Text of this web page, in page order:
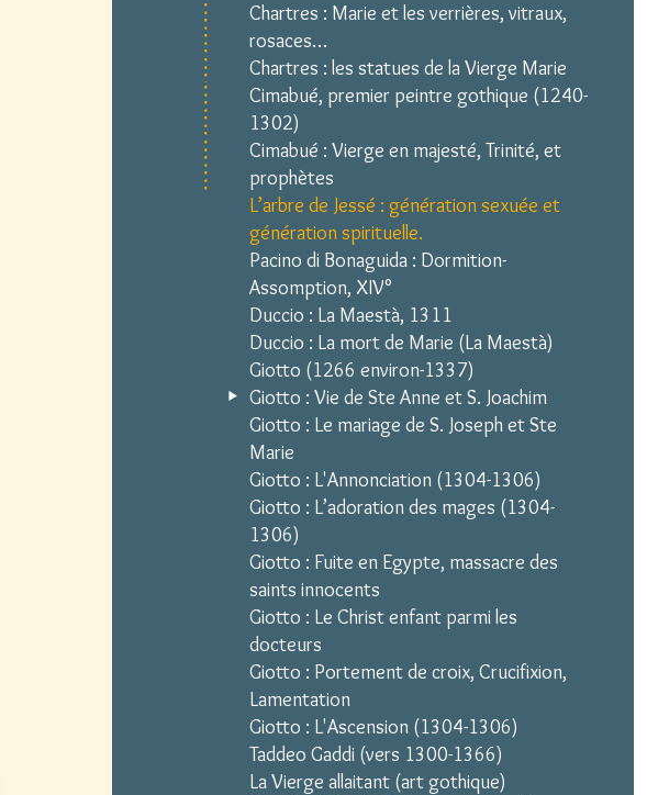
Chartres : Marie et les verrières, vitraux,
rosaces…
Chartres : les statues de la Vierge Marie
Cimabué, premier peintre gothique (1240-
1302)
Cimabué : Vierge en majesté, Trinité, et
prophètes
L’arbre de Jessé : génération sexuée et
génération spirituelle.
Pacino di Bonaguida : Dormition-
Assomption, XIV°
Duccio : La Maestà, 1311
Duccio : La mort de Marie (La Maestà)
Giotto (1266 environ-1337)
Giotto : Vie de Ste Anne et S. Joachim
Giotto : Le mariage de S. Joseph et Ste
Marie
Giotto : L'Annonciation (1304-1306)
Giotto : L’adoration des mages (1304-
1306)
Giotto : Fuite en Egypte, massacre des
saints innocents
Giotto : Le Christ enfant parmi les
docteurs
Giotto : Portement de croix, Crucifixion,
Lamentation
Giotto : L'Ascension (1304-1306)
Taddeo Gaddi (vers 1300-1366)
La Vierge allaitant (art gothique)